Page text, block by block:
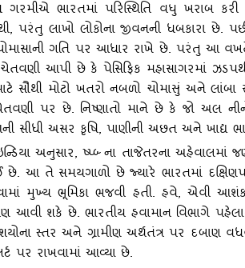
ગરમીએ ભારતમાં પરિસ્‍થિતિ વધુ ખરાબ
પરંતુ લાખો લોકોના જીવનની ધબકારા છે.
ગતિ પર આધાર રાખે છે. પરંતુ આ
આપી છે કે પેસિફિક મહાસાગરમાં
સૌથી મોટો ખતરો નબળો ચોમાસું અને
પર છે. નિષ્‍ણાતો માને છે કે જો અલ
સીધી અસર કૃષિ, પાણીની અછત અને ખાદ્ય
અનુસાર, ષ્‍પ્‍બ્‍ ના તાજેતરના
છે. આ તે સમયગાળો છે જ્‍યારે ભારતમાં
મુખ્‍ય ભૂમિકા ભજવી હતી. હવે, એવી
આવી શકે છે. ભારતીય હવામાન વિભાગે
સ્‍તર અને ગ્રામીણ અર્થતંત્ર પર દબાણ
પર રાખવામાં આવ્‍યા છે.